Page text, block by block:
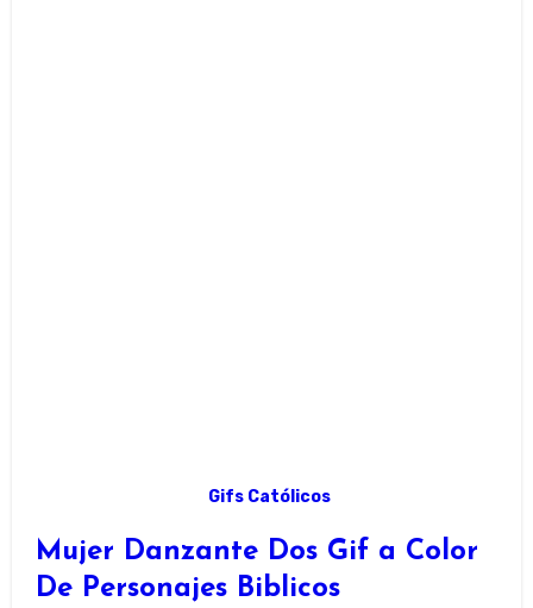
Gifs Católicos
Mujer Danzante Dos Gif a Color
De Personajes Biblicos